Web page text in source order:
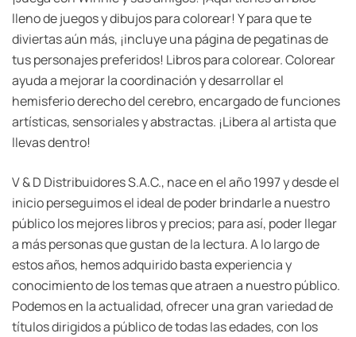
lleno de juegos y dibujos para colorear! Y para que te
diviertas aún más, ¡incluye una página de pegatinas de
tus personajes preferidos! Libros para colorear. Colorear
ayuda a mejorar la coordinación y desarrollar el
hemisferio derecho del cerebro, encargado de funciones
artísticas, sensoriales y abstractas. ¡Libera al artista que
llevas dentro!
V & D Distribuidores S.A.C., nace en el año 1997 y desde el
inicio perseguimos el ideal de poder brindarle a nuestro
público los mejores libros y precios; para así, poder llegar
a más personas que gustan de la lectura. A lo largo de
estos años, hemos adquirido basta experiencia y
conocimiento de los temas que atraen a nuestro público.
Podemos en la actualidad, ofrecer una gran variedad de
títulos dirigidos a público de todas las edades, con los